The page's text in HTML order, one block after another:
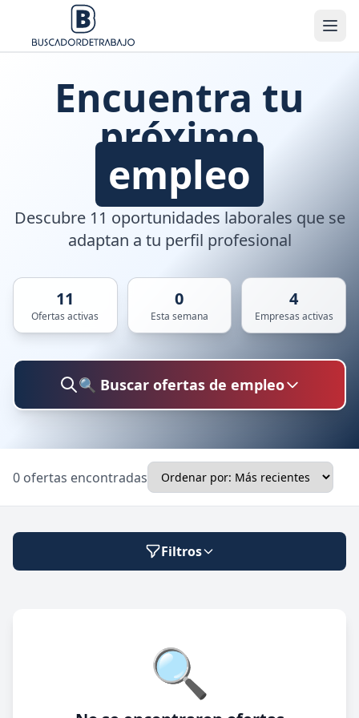
Encuentra tu
próximo
empleo
Descubre 11 oportunidades laborales que se
adaptan a tu perfil profesional
11
Ofertas activas
0
Esta semana
4
Empresas activas
🔍 Buscar ofertas de empleo
Ubicación
🔍 Buscar
0 ofertas encontradas
Filtros
Modalidad de trabajo🔍